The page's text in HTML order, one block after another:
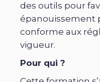
des outils pour
épanouissement
conforme aux
vigueur.
Pour qui ?